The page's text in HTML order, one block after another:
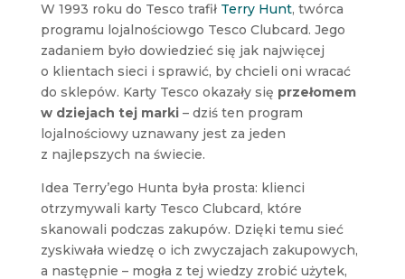
W 1993 roku do Tesco trafił Terry Hunt, twórca
programu lojalnościowgo Tesco Clubcard. Jego
zadaniem było dowiedzieć się jak najwięcej
o klientach sieci i sprawić, by chcieli oni wracać
do sklepów. Karty Tesco okazały się przełomem
w dziejach tej marki– dziś ten program
lojalnościowy uznawany jest za jeden
z najlepszych na świecie.
Idea Terry’ego Hunta była prosta: klienci
otrzymywali karty Tesco Clubcard, które
skanowali podczas zakupów. Dzięki temu sieć
zyskiwała wiedzę o ich zwyczajach zakupowych,
a następnie – mogła z tej wiedzy zrobić użytek,